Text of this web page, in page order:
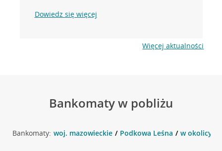
Dowiedz się więcej
Więcej aktualności
Bankomaty w pobliżu
Bankomaty: woj. mazowieckie Podkowa Leśna w okolicy